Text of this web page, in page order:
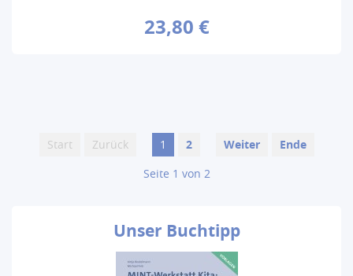
23,80 €
Start Zurück 1 2 Weiter
Ende
Seite 1 von 2
Unser Buchtipp